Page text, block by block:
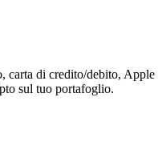
carta di credito/debito, Apple
sul tuo portafoglio.